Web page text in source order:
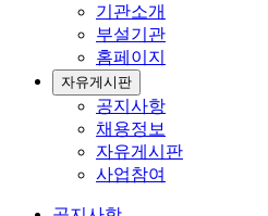
기관소개
부설기관
홈페이지
자유게시판
공지사항
채용정보
자유게시판
사업참여